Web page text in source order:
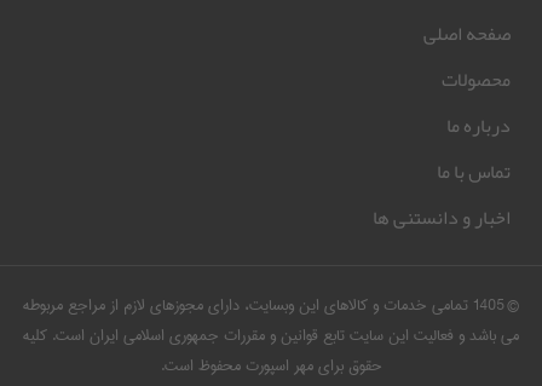
صفحه اصلی
محصولات
درباره ما
تماس با ما
اخبار و دانستنی ها
© 1405 تمامی خدمات و کالاهای این وبسایت، دارای مجوزهای لازم از مراجع مربوطه
می باشد و فعالیت این سایت تابع قوانین و مقررات جمهوری اسلامی ایران است. کلیه
حقوق برای مهر اسپورت محفوظ است.